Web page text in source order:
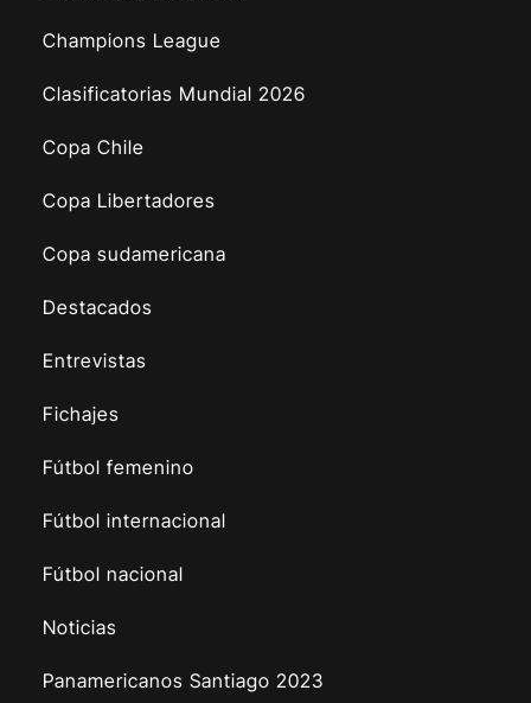
Champions League
Clasificatorias Mundial 2026
Copa Chile
Copa Libertadores
Copa sudamericana
Destacados
Entrevistas
Fichajes
Fútbol femenino
Fútbol internacional
Fútbol nacional
Noticias
Panamericanos Santiago 2023